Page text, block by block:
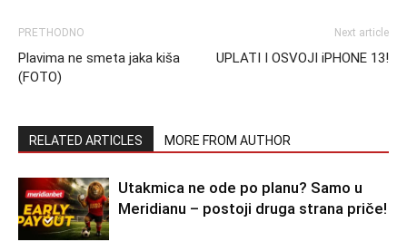
PRETHODNO
Plavima ne smeta jaka kiša
(FOTO)
Next article
UPLATI I OSVOJI iPHONE 13!
RELATED ARTICLES MORE FROM AUTHOR
Utakmica ne ode po planu? Samo u
Meridianu – postoji druga strana priče!